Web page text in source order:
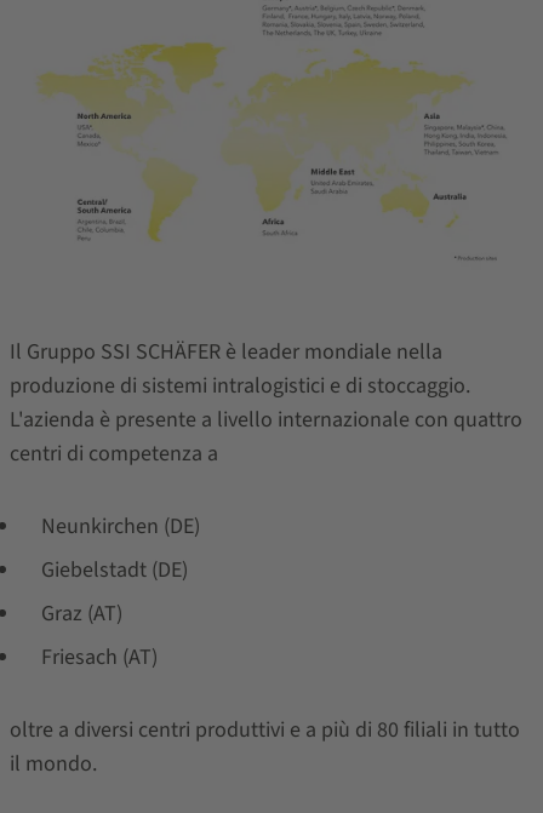
Il Gruppo SSI SCHÄFER è leader mondiale nella
produzione di sistemi intralogistici e di stoccaggio.
L'azienda è presente a livello internazionale con quattro
centri di competenza a
Neunkirchen (DE)
Giebelstadt (DE)
Graz (AT)
Friesach (AT)
oltre a diversi centri produttivi e a più di 80 filiali in tutto
il mondo.